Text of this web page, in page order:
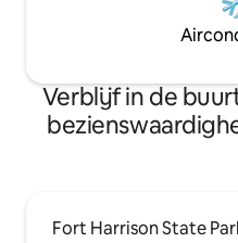
Verblijf in de
Fort Harrison State